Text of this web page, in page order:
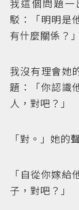
我這個問題
駁：「明明是
有什麼關係？」
我沒有理會她
題：「你認識
人，對吧？」
「對。」她的
「自從你嫁
子，對吧？」